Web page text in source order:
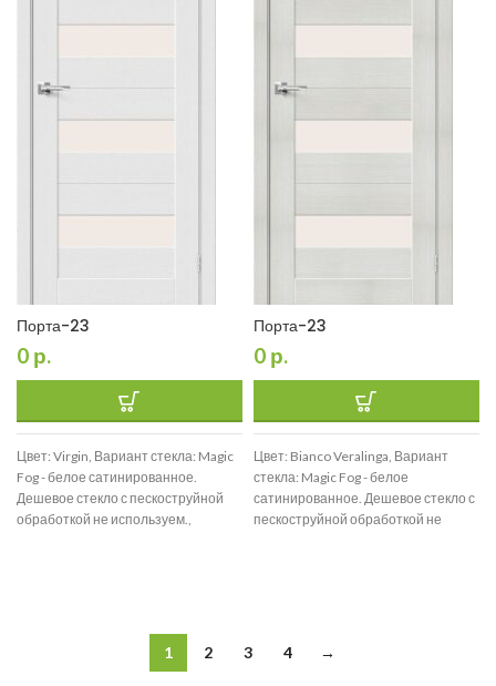
Порта-23
0 р.
Цвет: Virgin, Вариант стекла: Magic
Fog - белое сатинированное.
Дешевое стекло с пескоструйной
обработкой не используем.,
Порта-23
0 р.
Цвет: Bianco Veralinga, Вариант
стекла: Magic Fog - белое
сатинированное. Дешевое стекло с
пескоструйной обработкой не
1 2 3 4 →